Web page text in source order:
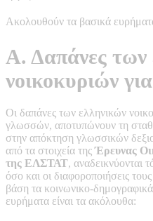
Ακολουθούν τα βασικά
Α. Δαπάνες των
νοικοκυριών
Οι δαπάνες των ελληνικών
γλωσσών, αποτυπώνουν τη
στην απόκτηση γλωσσικών
από τα στοιχεία τηςΈρευνας
της ΕΛΣΤΑΤ, αναδεικνύονται
όσο και οι διαφοροποιήσεις
βάση τα κοινωνικο-
ευρήματα είναι τα ακόλουθα: